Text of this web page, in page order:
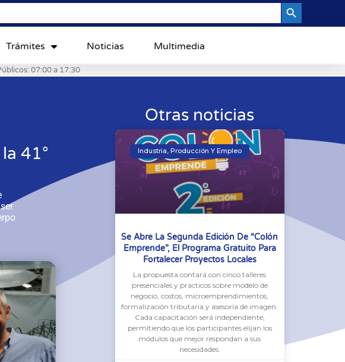
Trámites Noticias Multimedia
07:00 a 17:30
41°
Otras noticias
Industria, Producción Y Empleo
Se Abre La Segunda Edición De “Colón
Emprende”, El Programa Gratuito Para
Fortalecer Proyectos Locales
La propuesta contará con cinco talleres
presenciales y prácticos sobre modelo de
negocio, costos, microemprendimientos,
formalización tributaria y asesoría de imagen.
Cada capacitación será independiente,
permitiendo que los participantes elijan los
módulos que mejor respondan a sus
necesidades.